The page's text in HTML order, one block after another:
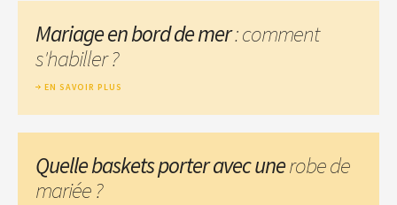
Mariage en bord de mer: comment
s'habiller ?
EN SAVOIR PLUS
Quelle baskets porter avec unerobe de
mariée ?